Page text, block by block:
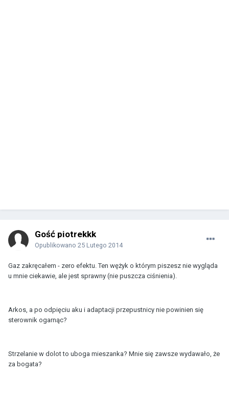
Gość piotrekkk
Opublikowano 25 Lutego 2014
Gaz zakręcałem - zero efektu. Ten wężyk o którym piszesz nie wygląda
u mnie ciekawie, ale jest sprawny (nie puszcza ciśnienia).
Arkos, a po odpięciu aku i adaptacji przepustnicy nie powinien się
sterownik ogarnąc?
Strzelanie w dolot to uboga mieszanka? Mnie się zawsze wydawało, że
za bogata?